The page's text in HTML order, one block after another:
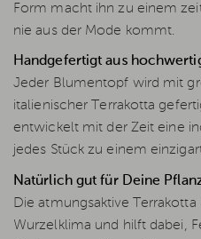
Form macht ihn zu einem
nie aus der Mode kommt.
Handgefertigt aus
Jeder Blumentopf wird mit
italienischer Terrakotta
entwickelt mit der Zeit eine
jedes Stück zu einem
Natürlich gut für Deine
Die atmungsaktive
Wurzelklima und hilft dabei,